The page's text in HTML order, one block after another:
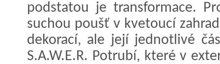
podstatou je transformace.
suchou poušť v kvetoucí
dekorací, ale její jednotlivé
S.A.W.E.R. Potrubí, které v